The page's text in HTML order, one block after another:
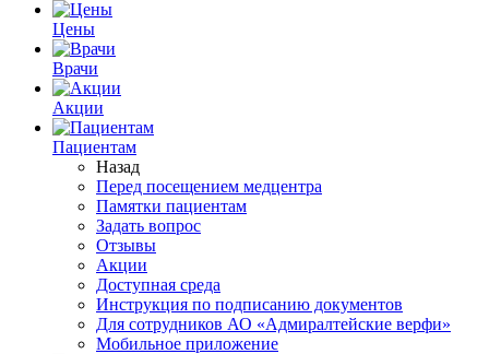
Цены
Врачи
Акции
Пациентам
Назад
Перед посещением медцентра
Памятки пациентам
Задать вопрос
Отзывы
Акции
Доступная среда
Инструкция по подписанию документов
Для сотрудников АО «Адмиралтейские верфи»
Мобильное приложение